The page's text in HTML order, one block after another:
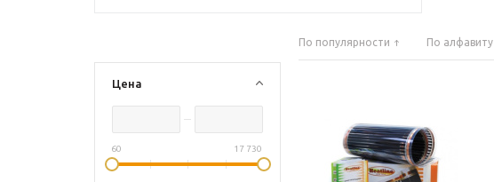
Цена
60 17 730
По популярности По алфавиту